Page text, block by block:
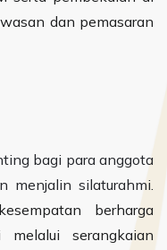
dan pemasaran
bagi para anggota
menjalin silaturahmi.
berharga
serangkaian